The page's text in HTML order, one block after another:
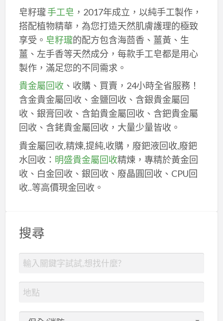
皂籽瓏手工皂 ，2017年成立，以純手工製作，
搭配植物精華，為您打造天然肌膚護理的極致
享受。 皂籽瓏的配方包含海茴香、薑黃、生
薑、左手香等天然成分，每款手工皂都是用心
製作，滿足您的不同需求。
貴金屬回收、收購、買賣，24小時全省服務！
含金貴金屬回收、金鹽回收、含銀貴金屬回
收、銀膏回收、含鉑貴金屬回收、含鈀貴金屬
回收、含銠貴金屬回收，大量少量皆收。
貴金屬回收,精煉,提純,收購，廢鈀液回收,廢鈀
水回收： 明盛貴金屬回收精煉，專精於黃金回
收、白金回收、銀回收、廢晶圓回收、CPU回
收..等高價現金回收。
搜尋